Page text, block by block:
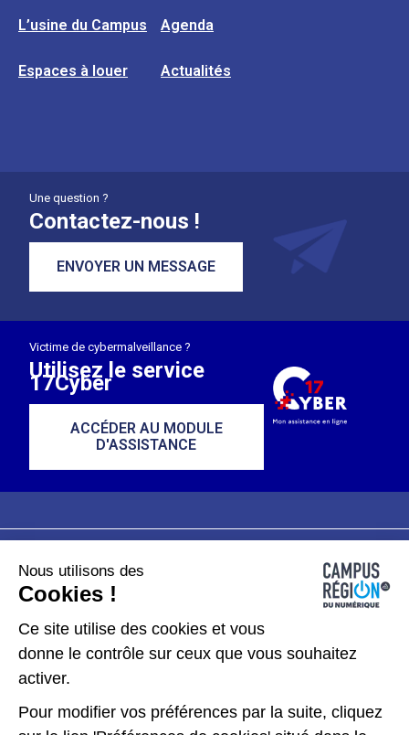
L’usine du Campus Agenda
Espaces à louer Actualités
Une question ?
Contactez-nous !
ENVOYER UN MESSAGE
Victime de cybermalveillance ?
Utilisez le service
17Cyber
ACCÉDER AU MODULE
D'ASSISTANCE
Plan du site
Données personnelles
Gérer les cookies
Kit de communication
Nous utilisons des
Cookies !
Ce site utilise des cookies et vous
donne le contrôle sur ceux que vous souhaitez
activer.
Pour modifier vos préférences par la suite, cliquez